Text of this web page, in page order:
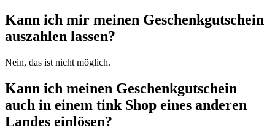
Kann ich mir meinen Geschenkgutschein
auszahlen lassen?
Nein, das ist nicht möglich.
Kann ich meinen Geschenkgutschein
auch in einem tink Shop eines anderen
Landes einlösen?